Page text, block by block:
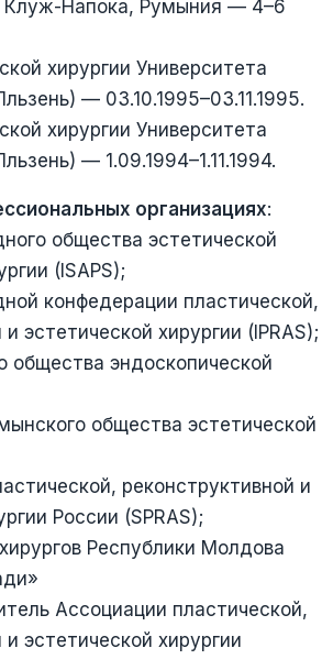
Клуж-Напока, Румыния — 4–6
хирургии Университета
— 03.10.1995–03.11.1995.
хирургии Университета
— 1.09.1994–1.11.1994.
организациях:
общества эстетической
(ISAPS);
конфедерации пластической,
эстетической хирургии (IPRAS);
общества эндоскопической
общества эстетической
реконструктивной и
России (SPRAS);
Республики Молдова
Ассоциации пластической,
эстетической хирургии